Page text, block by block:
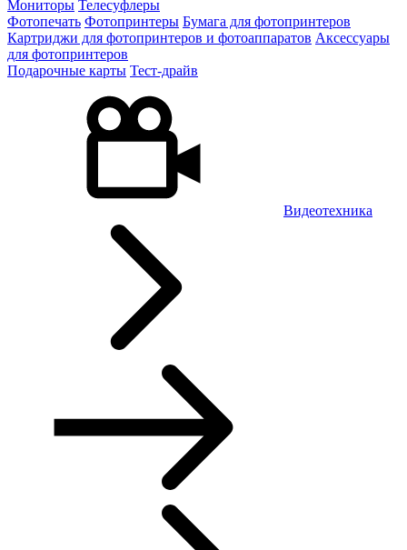
Мониторы Телесуфлеры
Фотопечать Фотопринтеры Бумага для фотопринтеров
Картриджи для фотопринтеров и фотоаппаратов Аксессуары
для фотопринтеров
Подарочные карты Тест-драйв
Видеотехника